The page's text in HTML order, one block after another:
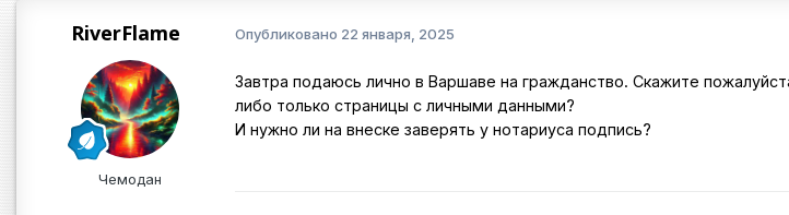
RiverFlame
Чемодан
Опубликовано 22 января, 2025
Завтра подаюсь лично в Варшаве на гражданство. Скажите
либо только страницы с личными данными?
И нужно ли на внеске заверять у нотариуса подпись?